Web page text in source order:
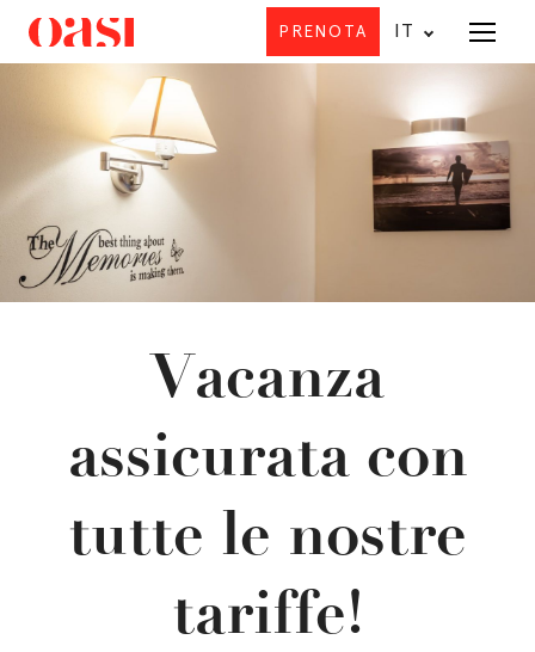
Offerta
PRENOTA IT
Vacanza
assicurata con
tutte le nostre
tariffe!